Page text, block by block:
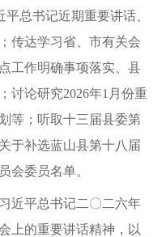
总书记近期重要讲话、
传达学习省、市有关会
工作明确事项落实、县
讨论研究2026年1月份重
等；听取十三届县委第
于补选蓝山县第十八届
会委员名单。
近平总书记二〇二六年
上的重要讲话精神，以